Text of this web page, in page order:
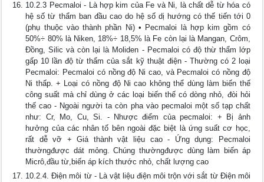
10.2.3 Pecmaloi - Là hợp kim của Fe và Ni, là chất dễ từ hóa có
hệ số từ thẩm ban đầu cao do hệ số dị hướng có thế tiến tới 0
(phụ thuộc vào thành phần Ni) • Pecmaloi là hợp kim gồm có
50%÷ 80% là Niken, 18%÷ 18,5% là Fe còn lại là Mangan, Crôm,
Đồng, Silic và còn lại là Moliden - Pecmaloi có độ thừ thẩm lớp
gấp 10 lần độ từ thẩm của sắt kỹ thuật điện - Thường có 2 loại
Pecmaloi: Pecmaloi có nồng độ Ni cao, và Pecmaloi có nồng độ
Ni thấp. + Loại có nồng độ Ni cao không thể dùng làm biến thế
công suất mà chỉ dùng ở các loại biến thế có dòng nhỏ, đòi hỏi
thế cao - Ngoài người ta còn pha vào pecmaloi một số tạp chất
như: Cr, Mo, Cu, Si. - Nhược điểm của pecmaloi: + Bị ảnh
hưởng của các nhân tố bên ngoài đặc biệt là ứng suất cơ học,
rất dễ vỡ + Giá thành vật liệu cao - Ứng dụng: Pecmaloi
thườngđược dát mỏng. Chúng thườngđược dùng làm biến áp
Micrô,đầu từ,biến áp kích thước nhỏ, chất lượng cao
10.2.4. Điện môi từ - Là vật liệu điện môi trộn với sắt từ Điện môi